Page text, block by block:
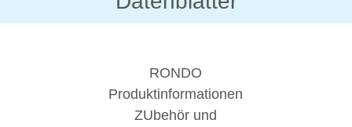
RONDO
Produktinformationen
ZUbehör und